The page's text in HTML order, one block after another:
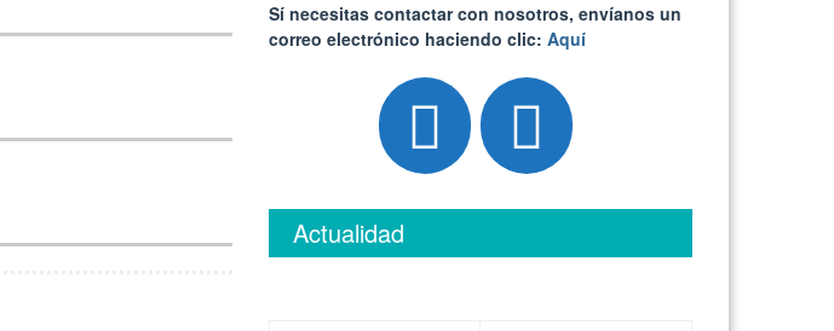
Sí necesitas contactar con nosotros, envíanos un
correo electrónico haciendo clic: Aquí
Actualidad